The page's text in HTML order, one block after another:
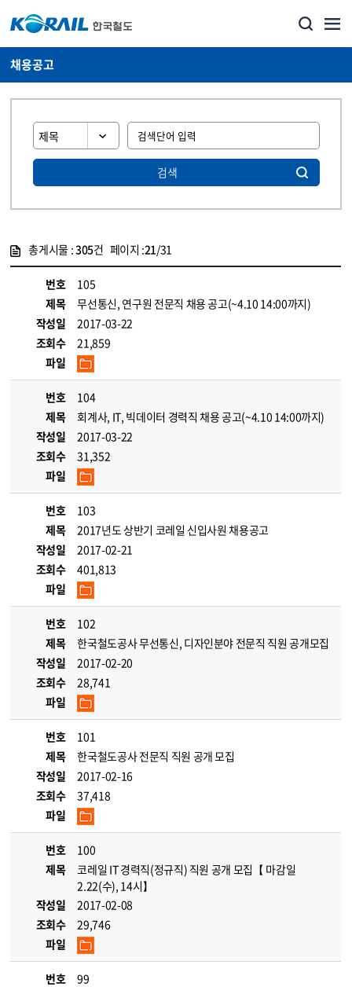
채용공고
검색
총게시물 :305건 페이지 :21/31
번호
105
제목
무선통신, 연구원 전문직 채용 공고(~4.10 14:00까지)
작성일
2017-03-22
조회수
21,859
파일
번호
104
제목
회계사, IT, 빅데이터 경력직 채용 공고(~4.10 14:00까지)
작성일
2017-03-22
조회수
31,352
파일
번호
103
제목
2017년도 상반기 코레일 신입사원 채용공고
작성일
2017-02-21
조회수
401,813
파일
번호
102
제목
한국철도공사 무선통신, 디자인분야 전문직 직원 공개모집
작성일
2017-02-20
조회수
28,741
파일
번호
101
제목
한국철도공사 전문직 직원 공개 모집
작성일
2017-02-16
조회수
37,418
파일
번호
100
제목
코레일 IT 경력직(정규직) 직원 공개 모집【 마감일
2.22(수), 14시】
작성일
2017-02-08
조회수
29,746
파일
번호
99